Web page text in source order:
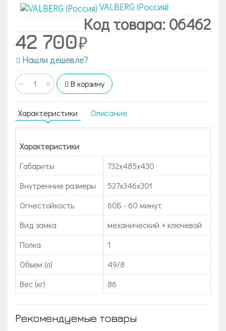
VALBERG (Россия)
Код товара: 06462
42 700
Нашли дешевле?
− + В корзину
Характеристики Описание
Характеристики
Габариты
732x485x430
Внутренние размеры
527x346x301
Огнестойкость
60Б - 60 минут
Вид замка
механический + ключевой
Полка
1
Объем (л)
49/8
Вес (кг)
86
Рекомендуемые товары